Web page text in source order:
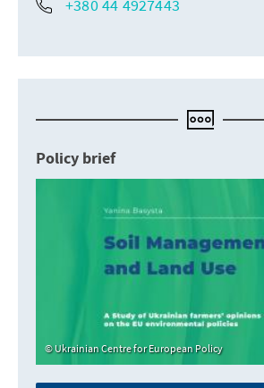
+380 44 4927443
Policy brief
Ukrainian Centre for European Policy